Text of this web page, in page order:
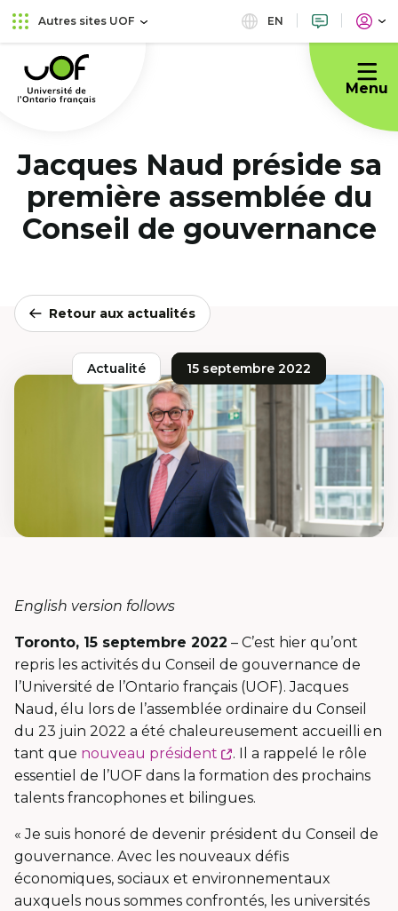
Aller
au
principal
Passer
au
contenu
Autres sites UOF EN
Université
de
l'Ontario
Menu
Jacques Naud préside sa
première assemblée du
Conseil de gouvernance
Retour aux actualités
Actualité 15 septembre 2022
English version follows
Toronto, 15 septembre 2022 – C’est hier qu’ont
repris les activités du Conseil de gouvernance de
l’Université de l’Ontario français (UOF). Jacques
Naud, élu lors de l’assemblée ordinaire du Conseil
du 23 juin 2022 a été chaleureusement accueilli en
tant que nouveau président
Ce
lien
s'ouvrira
une
nouvelle
fenêtre
. Il a rappelé le rôle
essentiel de l’UOF dans la formation des prochains
talents francophones et bilingues.
« Je suis honoré de devenir président du Conseil de
gouvernance. Avec les nouveaux défis
économiques, sociaux et environnementaux
auxquels nous sommes confrontés, les universités